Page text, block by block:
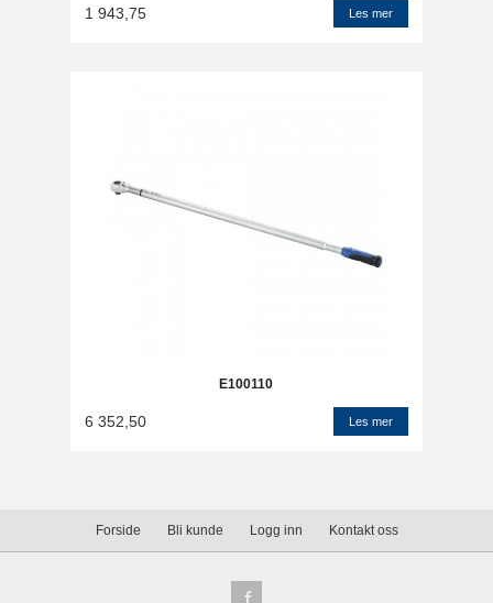
1 943,75 Les mer
E100110
6 352,50 Les mer
Forside Bli kunde Logg inn Kontakt oss